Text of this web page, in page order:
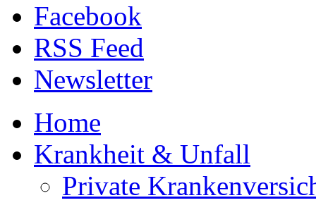
Facebook
RSS Feed
Newsletter
Home
Krankheit & Unfall
Private